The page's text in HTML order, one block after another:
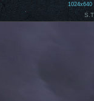
1024x640